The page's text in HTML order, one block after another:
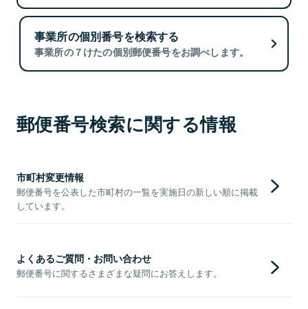
事業所の個別番号を検索する
事業所の７けたの個別郵便番号をお調べします。
郵便番号検索に関する情報
市町村変更情報
郵便番号を公表した市町村の一覧を実施日の新しい順に掲載
しています。
よくあるご質問・お問い合わせ
郵便番号に関するさまざまな疑問にお答えします。